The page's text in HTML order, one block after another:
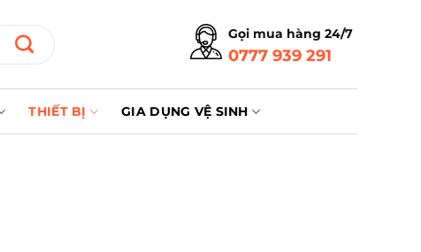
Gọi mua hàng 24/7
0777 939 291
THIẾT BỊ GIA DỤNG VỆ SINH